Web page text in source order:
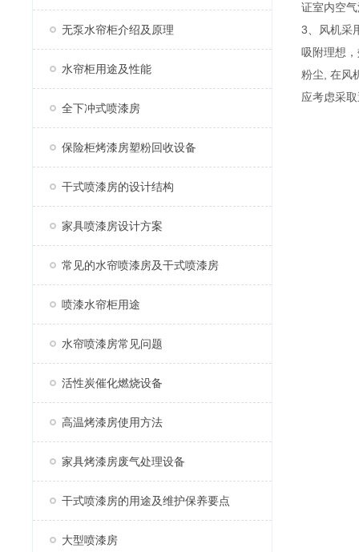
无泵水帘柜介绍及原理
水帘柜用途及性能
全下冲式喷漆房
保险柜烤漆房塑粉回收设备
干式喷漆房的设计结构
家具喷漆房设计方案
常见的水帘喷漆房及干式喷漆房
喷漆水帘柜用途
水帘喷漆房常见问题
活性炭催化燃烧设备
高温烤漆房使用方法
家具烤漆房废气处理设备
干式喷漆房的用途及维护保养要点
大型喷漆房
证室内空
3、风机采
吸附理想
粉尘, 在风
应考虑采